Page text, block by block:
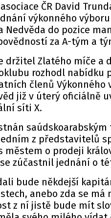
ČR David
výkonného
do pozice
za A-tým a
držitel Zlatého míče a
rozhodl nabídku
členů Výkonného
již v úterý oficiálně
síti X.
z představitelů
městem o prodeji
zúčastnil jednání o
bude někdejší
anebo zda se má
z ní jistě bude mít